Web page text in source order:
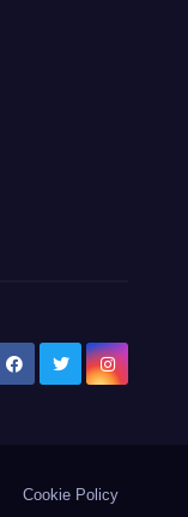
Cookie Policy